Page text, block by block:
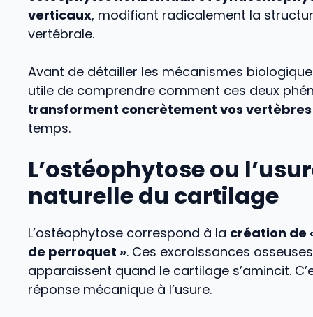
verticaux, modifiant radicalement la
vertébrale.
Avant de détailler les mécanismes
utile de comprendre comment ces deux
transforment concrètement vos vertèbres
temps.
L’ostéophytose ou
naturelle du cartilage
L’ostéophytose correspond à la création de
de perroquet ». Ces excroissances osseuses
apparaissent quand le cartilage s’amincit.
réponse mécanique à l’usure.